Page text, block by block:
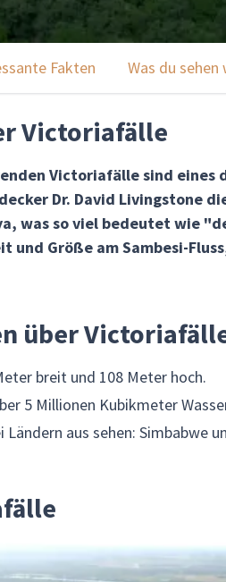
Fakten Was du sehen
Victoriafälle
Victoriafälle sind
Dr. David Livingstone
was so viel bedeutet wie
und Größe am Sambesi-
über
breit und 108 Meter hoch.
5 Millionen Kubikmeter
aus sehen: Simbabwe